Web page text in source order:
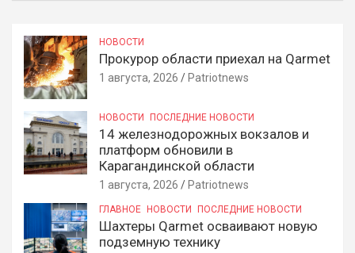
НОВОСТИ
Прокурор области приехал на Qarmet
1 августа, 2026 Patriotnews
НОВОСТИ ПОСЛЕДНИЕ НОВОСТИ
14 железнодорожных вокзалов и
платформ обновили в
Карагандинской области
1 августа, 2026 Patriotnews
ГЛАВНОЕ НОВОСТИ ПОСЛЕДНИЕ НОВОСТИ
Шахтеры Qarmet осваивают новую
подземную технику